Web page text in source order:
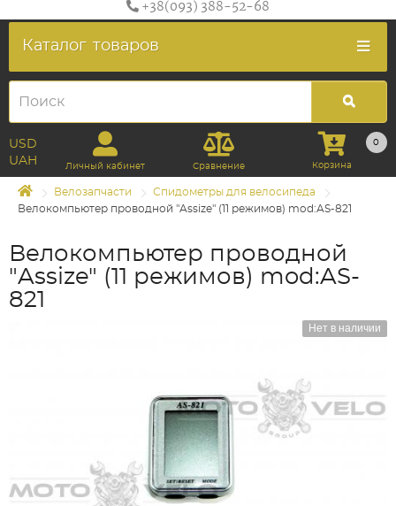
+38(093) 388-52-68
Каталог товаров
USD
UAH
Личный кабинет Сравнение
0
Корзина
Велозапчасти
Спидометры для велосипеда
Велокомпьютер проводной "Assize" (11 режимов) mod:AS-821
Велокомпьютер проводной
"Assize" (11 режимов) mod:AS-
821
Нет в наличии